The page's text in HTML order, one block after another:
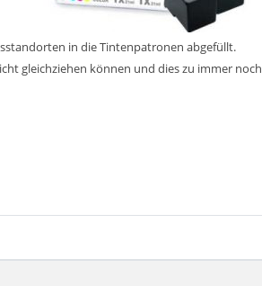
in die Tintenpatronen abgefüllt.
gleichziehen können und dies zu immer noch